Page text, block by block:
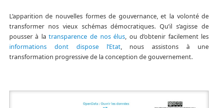
L’apparition de nouvelles formes de gouvernance, et la volonté de
transformer nos vieux schémas démocratiques. Qu’il s’agisse de
pousser à latransparence de nos élus, ou d’obtenir facilement les
informations dont dispose l’Etat, nous assistons à une
transformation progressive de la conception de gouvernement.